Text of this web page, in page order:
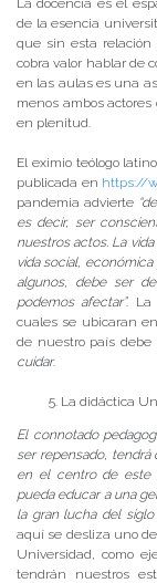
de la esencia
que sin esta relación
cobra valor hablar de
en las aulas es una
menos ambos
en plenitud.
El eximio teólogo
publicada en https://
pandemia advierte
es decir, ser
nuestros actos. La
vida social,
algunos, debe ser
podemos afectar”. La
cuales se ubicaran
de nuestro país debe
cuidar.
La didáctica
El connotado
ser repensado,
en el centro de este
pueda educar a una
la gran lucha del siglo
aquí se desliza uno
Universidad, como
tendrán nuestros